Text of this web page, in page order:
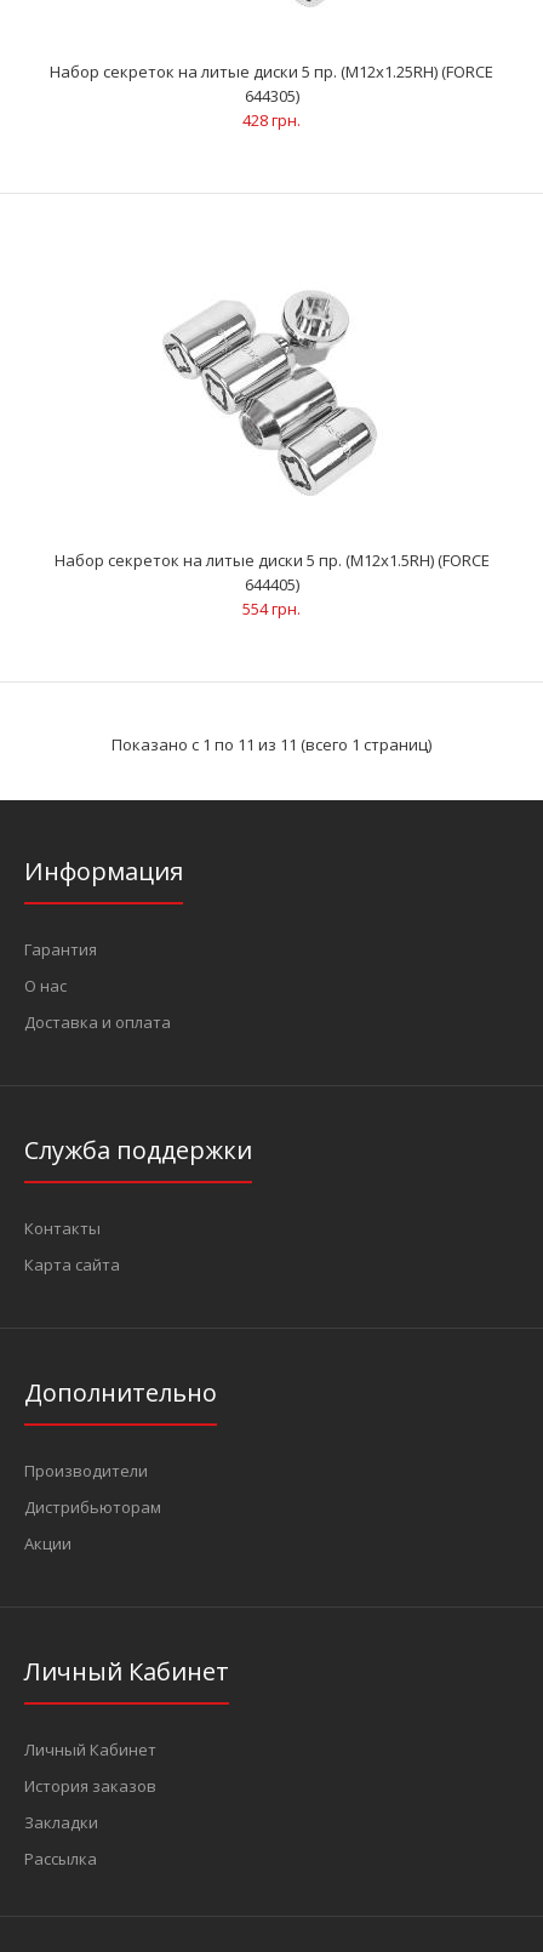
Набор гаек-секреток колесных 5 пр. (М12х1.5RH) (FORCE
643405)
Набор секреток на литые диски 5 пр. (М12х1.5RH) (FORCE
554 грн.
Набор секреток на литые диски 5 пр. (М12х1.25RH) (FORCE
644305)
428 грн.
Набор секреток на литые диски 5 пр. (М12х1.5RH) (FORCE
644405)
554 грн.
Показано с 1 по 11 из 11 (всего 1 страниц)
Информация
Гарантия
О нас
Доставка и оплата
Служба поддержки
Контакты
Карта сайта
Дополнительно
Производители
Дистрибьюторам
Акции
Личный Кабинет
Личный Кабинет
История заказов
Закладки
Рассылка